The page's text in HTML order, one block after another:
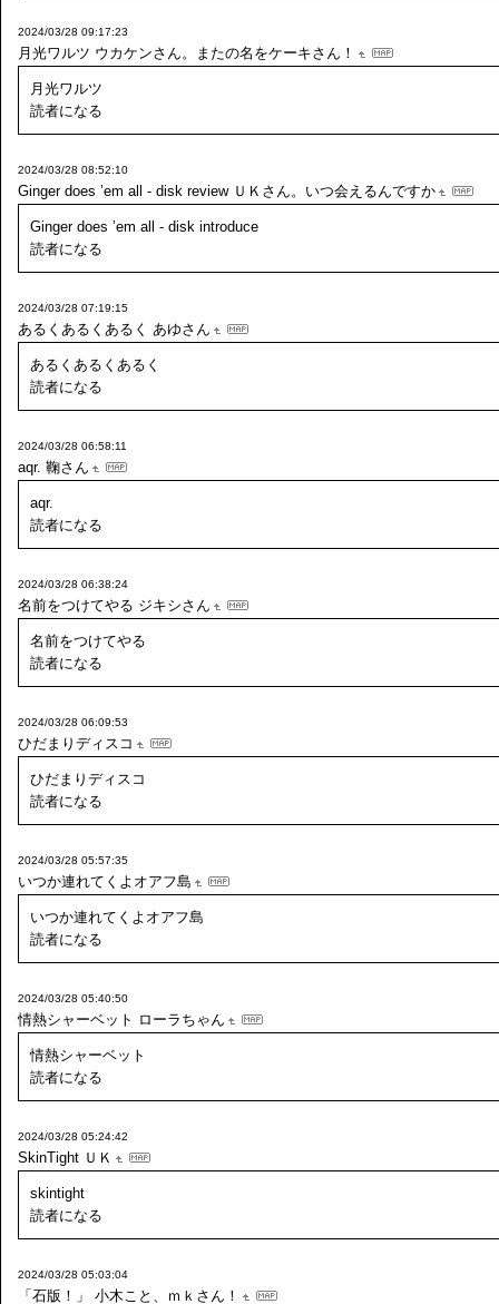
2024/03/28 09:17:23
月光ワルツ ウカケンさん。またの名をケーキさん！
月光ワルツ
読者になる
2024/03/28 08:52:10
Ginger does ’em all - disk review ＵＫさん。いつ会えるんですか
Ginger does ’em all - disk introduce
読者になる
2024/03/28 07:19:15
あるくあるくあるく あゆさん
あるくあるくあるく
読者になる
2024/03/28 06:58:11
aqr. 鞠さん
aqr.
読者になる
2024/03/28 06:38:24
名前をつけてやる ジキシさん
名前をつけてやる
読者になる
2024/03/28 06:09:53
ひだまりディスコ
ひだまりディスコ
読者になる
2024/03/28 05:57:35
いつか連れてくよオアフ島
いつか連れてくよオアフ島
読者になる
2024/03/28 05:40:50
情熱シャーベット ローラちゃん
情熱シャーベット
読者になる
2024/03/28 05:24:42
SkinTight ＵＫ
skintight
読者になる
2024/03/28 05:03:04
「石版！」 小木こと、ｍｋさん！